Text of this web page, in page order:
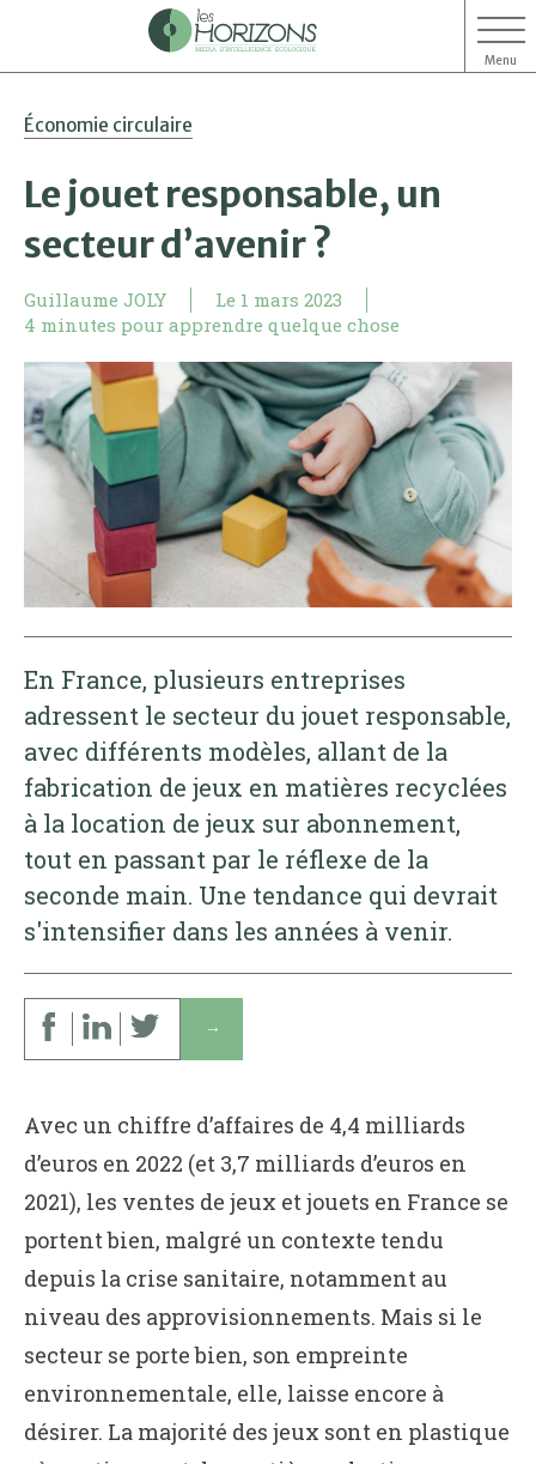
Menu
Économie circulaire
Le jouet responsable, un
secteur d’avenir ?
Guillaume JOLY Le 1 mars 2023
4 minutes pour apprendre quelque chose
En France, plusieurs entreprises
adressent le secteur du jouet responsable,
avec différents modèles, allant de la
fabrication de jeux en matières recyclées
à la location de jeux sur abonnement,
tout en passant par le réflexe de la
seconde main. Une tendance qui devrait
s'intensifier dans les années à venir.
↓
Avec un chiffre d’affaires de 4,4 milliards
d’euros en 2022 (et 3,7 milliards d’euros en
2021), les ventes de jeux et jouets en France se
portent bien, malgré un contexte tendu
depuis la crise sanitaire, notamment au
niveau des approvisionnements. Mais si le
secteur se porte bien, son empreinte
environnementale, elle, laisse encore à
désirer. La majorité des jeux sont en plastique